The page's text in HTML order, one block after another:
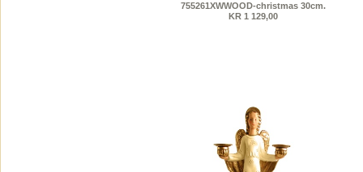
755261XWWOOD-christmas 30cm.
KR 1 129,00